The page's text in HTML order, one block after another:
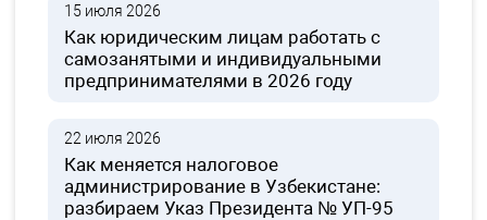
15 июля 2026
Как юридическим лицам работать с
самозанятыми и индивидуальными
предпринимателями в 2026 году
22 июля 2026
Как меняется налоговое
администрирование в Узбекистане:
разбираем Указ Президента № УП-95